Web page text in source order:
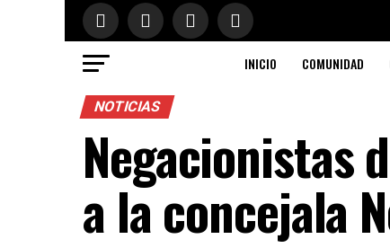
INICIO COMUNIDAD
NOTICIAS
Negacionistas
a la concejala